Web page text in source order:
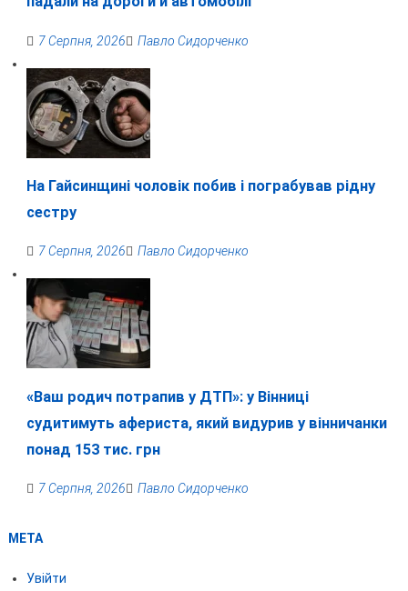
7 Серпня, 2026 Павло Сидорченко
На Гайсинщині чоловік побив і пограбував рідну
сестру
7 Серпня, 2026 Павло Сидорченко
«Ваш родич потрапив у ДТП»: у Вінниці
судитимуть афериста, який видурив у вінничанки
понад 153 тис. грн
7 Серпня, 2026 Павло Сидорченко
МЕТА
Увійти